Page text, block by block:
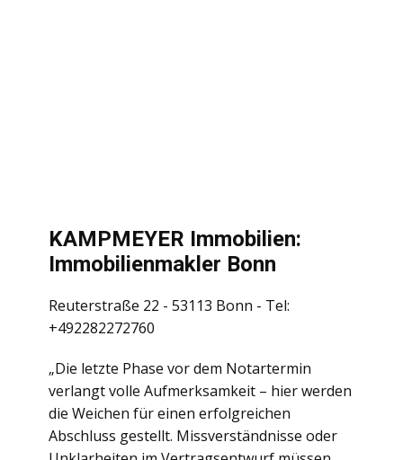
KAMPMEYER Immobilien:
Immobilienmakler Bonn
Reuterstraße 22 - 53113 Bonn - Tel:
+492282272760
„Die letzte Phase vor dem Notartermin
verlangt volle Aufmerksamkeit – hier werden
die Weichen für einen erfolgreichen
Abschluss gestellt. Missverständnisse oder